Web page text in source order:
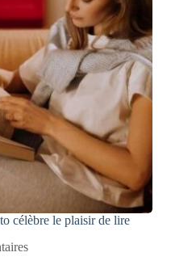
célèbre le plaisir de lire